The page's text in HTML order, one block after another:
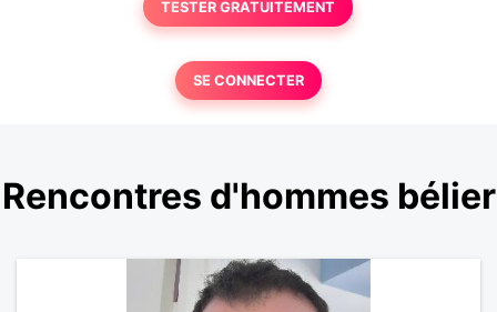
TESTER GRATUITEMENT
SE CONNECTER
Rencontres d'hommes bélier